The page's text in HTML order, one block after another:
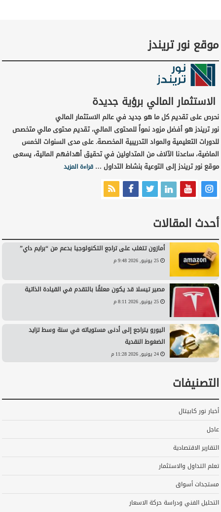
موقع نور تريندز
الاستثمار المالي برؤية جديدة
نحرص على تقديم كل ما هو جديد في عالم الاستثمار المالي
نور تريندز هو أفضل مزود نمواً للمحتوى المالي، تقديم محتوى مالي متخصص
للدورات التعليمية والمواد التدريبية المخصصة. على مدى السنوات الخمس
الماضية، ساعدنا الآلاف من المتداولين في تحقيق أهدافهم المالية، يسعى
موقع نور تريندز إلى التوعية بنشاط التداول …قراءة المزيد
أحدث المقالات
أمازون تتغلب على تراجع التكنولوجيا بدعم من “برايم داي”
25 يونيو, 2026 9:48 م
مصير تيسلا قد يكون معلقًا بالتقدم في القيادة الذاتية
25 يونيو, 2026 8:11 م
اليورو يتراجع إلى أدنى مستوياته في سنة وسط تزايد
الضغوط النقدية
24 يونيو, 2026 11:28 م
التصنيفات
أخبار نور كابيتال
عاجل
التقارير الاقتصادية
تعلم التداول والاستثمار
مستجدات أسواق
التحليل الفني ودراسة حركة الاسعار